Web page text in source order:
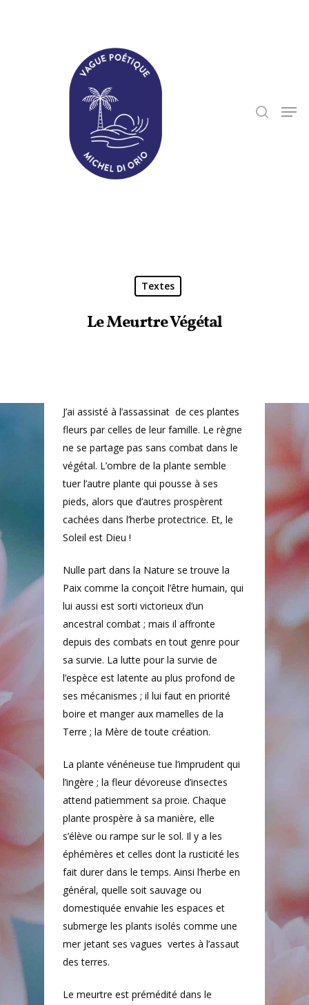
Hit enter to search or ESC to close
Textes
Le Meurtre Végétal
J’ai assisté à l’assassinat de ces plantes
fleurs par celles de leur famille. Le règne
ne se partage pas sans combat dans le
végétal. L’ombre de la plante semble
tuer l’autre plante qui pousse à ses
pieds, alors que d’autres prospèrent
cachées dans l’herbe protectrice. Et, le
Soleil est Dieu !
Nulle part dans la Nature se trouve la
Paix comme la conçoit l’être humain, qui
lui aussi est sorti victorieux d’un
ancestral combat ; mais il affronte
depuis des combats en tout genre pour
sa survie. La lutte pour la survie de
l’espèce est latente au plus profond de
ses mécanismes ; il lui faut en priorité
boire et manger aux mamelles de la
Terre ; la Mère de toute création.
La plante vénéneuse tue l’imprudent qui
l’ingère ; la fleur dévoreuse d’insectes
attend patiemment sa proie. Chaque
plante prospère à sa manière, elle
s’élève ou rampe sur le sol. Il y a les
éphémères et celles dont la rusticité les
fait durer dans le temps. Ainsi l’herbe en
général, quelle soit sauvage ou
domestiquée envahie les espaces et
submerge les plants isolés comme une
mer jetant ses vagues vertes à l’assaut
des terres.
Le meurtre est prémédité dans le
Accueil
Poèmes
Textes
Auteur